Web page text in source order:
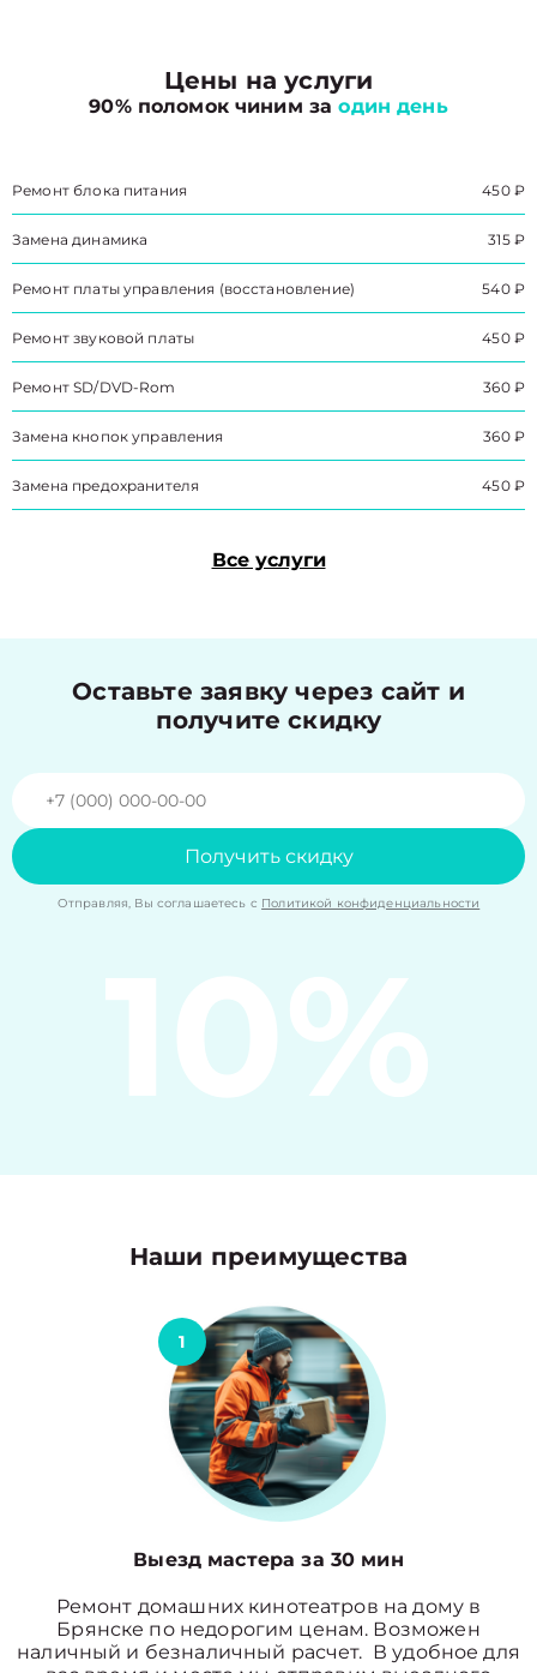
Цены на услуги
90% поломок чиним заодин день
Ремонт блока питания 450 ₽
Замена динамика 315 ₽
Ремонт платы управления (восстановление) 540 ₽
Ремонт звуковой платы 450 ₽
Ремонт SD/DVD-Rom 360 ₽
Замена кнопок управления 360 ₽
Замена предохранителя 450 ₽
Все услуги
Оставьте заявку через сайт и
получите скидку
Получить скидку
Отправляя, Вы соглашаетесь с Политикой конфиденциальности
10%
Наши преимущества
1
Выезд мастера за 30 мин
Ремонт домашних кинотеатров на дому в
Брянске по недорогим ценам. Возможен
наличный и безналичный расчет. В удобное для